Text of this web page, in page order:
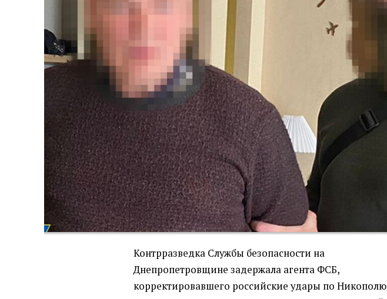
Контрразведка Службы безопасности на
Днепропетровщине задержала агента ФСБ,
корректировавшего российские удары по Никополю